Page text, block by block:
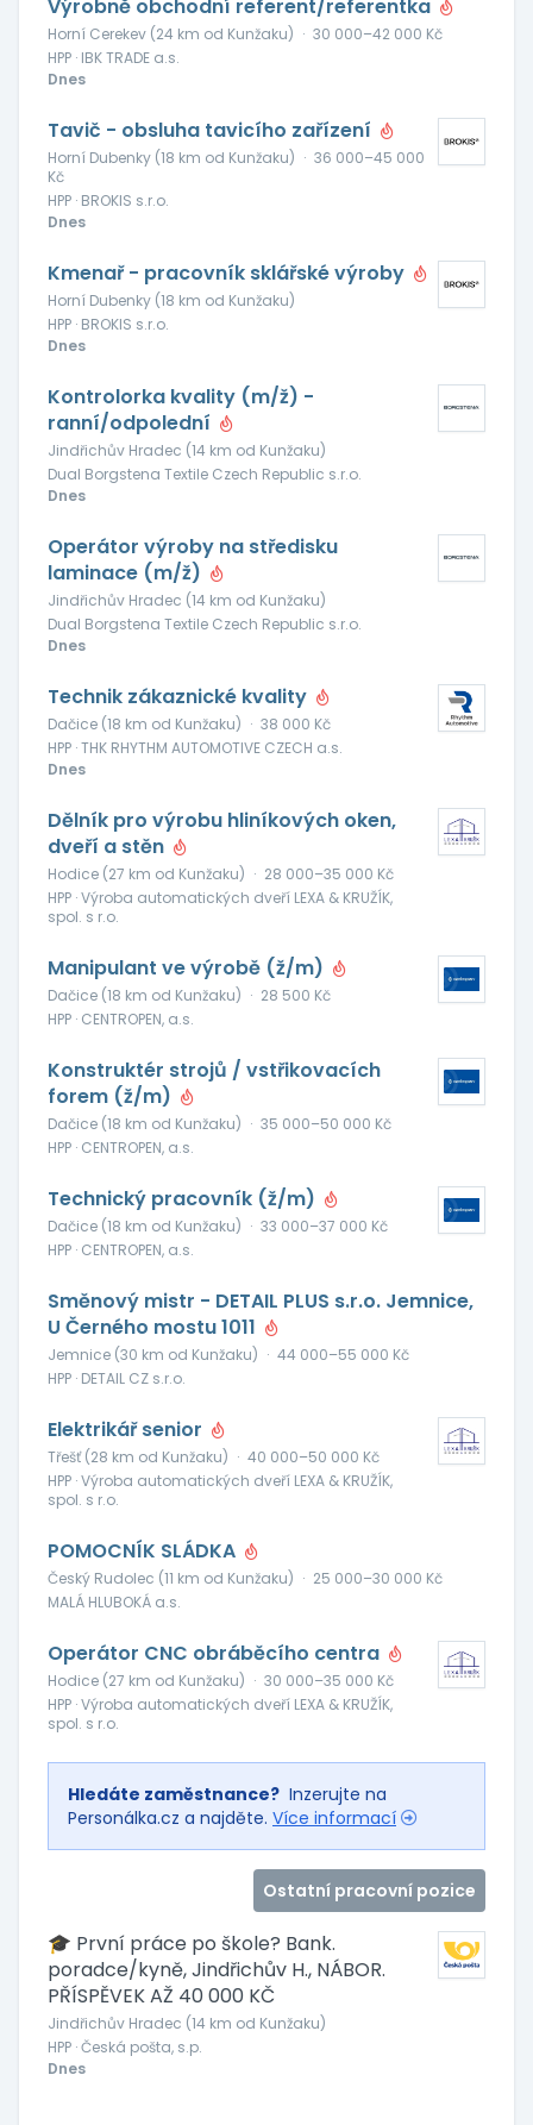
Výrobně obchodní referent/referentka
Horní Cerekev (24 km od Kunžaku) · 30 000–42 000 Kč
HPP · IBK TRADE a.s.
Dnes
Tavič - obsluha tavicího zařízení
Horní Dubenky (18 km od Kunžaku) · 36 000–45 000
Kč
HPP · BROKIS s.r.o.
Dnes
Kmenař - pracovník sklářské výroby
Horní Dubenky (18 km od Kunžaku)
HPP · BROKIS s.r.o.
Dnes
Kontrolorka kvality (m/ž) -
ranní/odpolední
Jindřichův Hradec (14 km od Kunžaku)
Dual Borgstena Textile Czech Republic s.r.o.
Dnes
Operátor výroby na středisku
laminace (m/ž)
Jindřichův Hradec (14 km od Kunžaku)
Dual Borgstena Textile Czech Republic s.r.o.
Dnes
Technik zákaznické kvality
Dačice (18 km od Kunžaku) · 38 000 Kč
HPP · THK RHYTHM AUTOMOTIVE CZECH a.s.
Dnes
Dělník pro výrobu hliníkových oken,
dveří a stěn
Hodice (27 km od Kunžaku) · 28 000–35 000 Kč
HPP · Výroba automatických dveří LEXA & KRUŽÍK,
spol. s r.o.
Manipulant ve výrobě (ž/m)
Dačice (18 km od Kunžaku) · 28 500 Kč
HPP · CENTROPEN, a.s.
Konstruktér strojů / vstřikovacích
forem (ž/m)
Dačice (18 km od Kunžaku) · 35 000–50 000 Kč
HPP · CENTROPEN, a.s.
Technický pracovník (ž/m)
Dačice (18 km od Kunžaku) · 33 000–37 000 Kč
HPP · CENTROPEN, a.s.
Směnový mistr - DETAIL PLUS s.r.o. Jemnice,
U Černého mostu 1011
Jemnice (30 km od Kunžaku) · 44 000–55 000 Kč
HPP · DETAIL CZ s.r.o.
Elektrikář senior
Třešť (28 km od Kunžaku) · 40 000–50 000 Kč
HPP · Výroba automatických dveří LEXA & KRUŽÍK,
spol. s r.o.
POMOCNÍK SLÁDKA
Český Rudolec (11 km od Kunžaku) · 25 000–30 000 Kč
MALÁ HLUBOKÁ a.s.
Operátor CNC obráběcího centra
Hodice (27 km od Kunžaku) · 30 000–35 000 Kč
HPP · Výroba automatických dveří LEXA & KRUŽÍK,
spol. s r.o.
Hledáte zaměstnance? Inzerujte na
Personálka.cz a najděte. Více informací
Ostatní pracovní pozice
🎓 První práce po škole? Bank.
poradce/kyně, Jindřichův H., NÁBOR.
PŘÍSPĚVEK AŽ 40 000 KČ
Jindřichův Hradec (14 km od Kunžaku)
HPP · Česká pošta, s.p.
Dnes